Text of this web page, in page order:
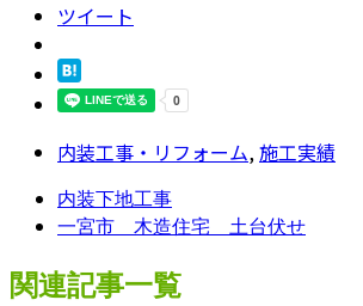
ツイート
内装工事・リフォーム,施工実績
内装下地工事
一宮市 木造住宅 土台伏せ
関連記事一覧